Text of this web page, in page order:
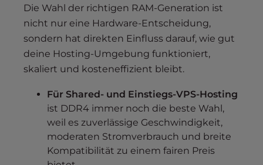
Die Wahl der richtigen RAM-Generation ist
nicht nur eine Hardware-Entscheidung,
sondern hat direkten Einfluss darauf, wie gut
deine Hosting-Umgebung funktioniert,
skaliert und kosteneffizient bleibt.
Für Shared- und Einstiegs-VPS-Hosting
ist DDR4 immer noch die beste Wahl,
weil es zuverlässige Geschwindigkeit,
moderaten Stromverbrauch und breite
Kompatibilität zu einem fairen Preis